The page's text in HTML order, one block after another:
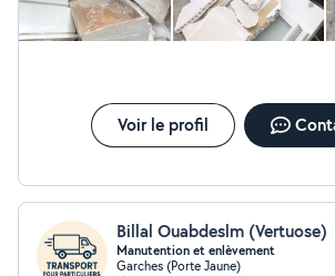
Voir le profil
Billal Ouabdeslm (Vertuose)
Manutention et enlèvement
Garches (Porte Jaune)